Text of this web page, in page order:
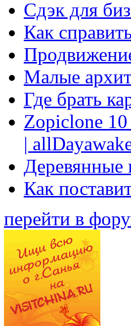
Сдэк для
Как
Малые
Где брать
Zopiclone
|
Деревянные
Как
перейти в